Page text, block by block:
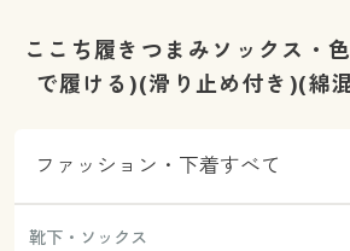
ここち履きつまみソックス・
で履ける)(滑り止め付き)(綿
ファッション・下着すべて
靴下・ソックス